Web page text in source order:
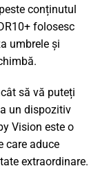
conținutul
folosesc
umbrele și
să vă puteți
un dispozitiv
Vision este o
care aduce
extraordinare.